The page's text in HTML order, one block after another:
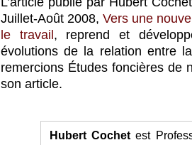
Juillet-Août 2008,Vers une
le travail , reprend et
évolutions de la relation entre
remercions Études foncières de
son article.
Hubert Cochet est